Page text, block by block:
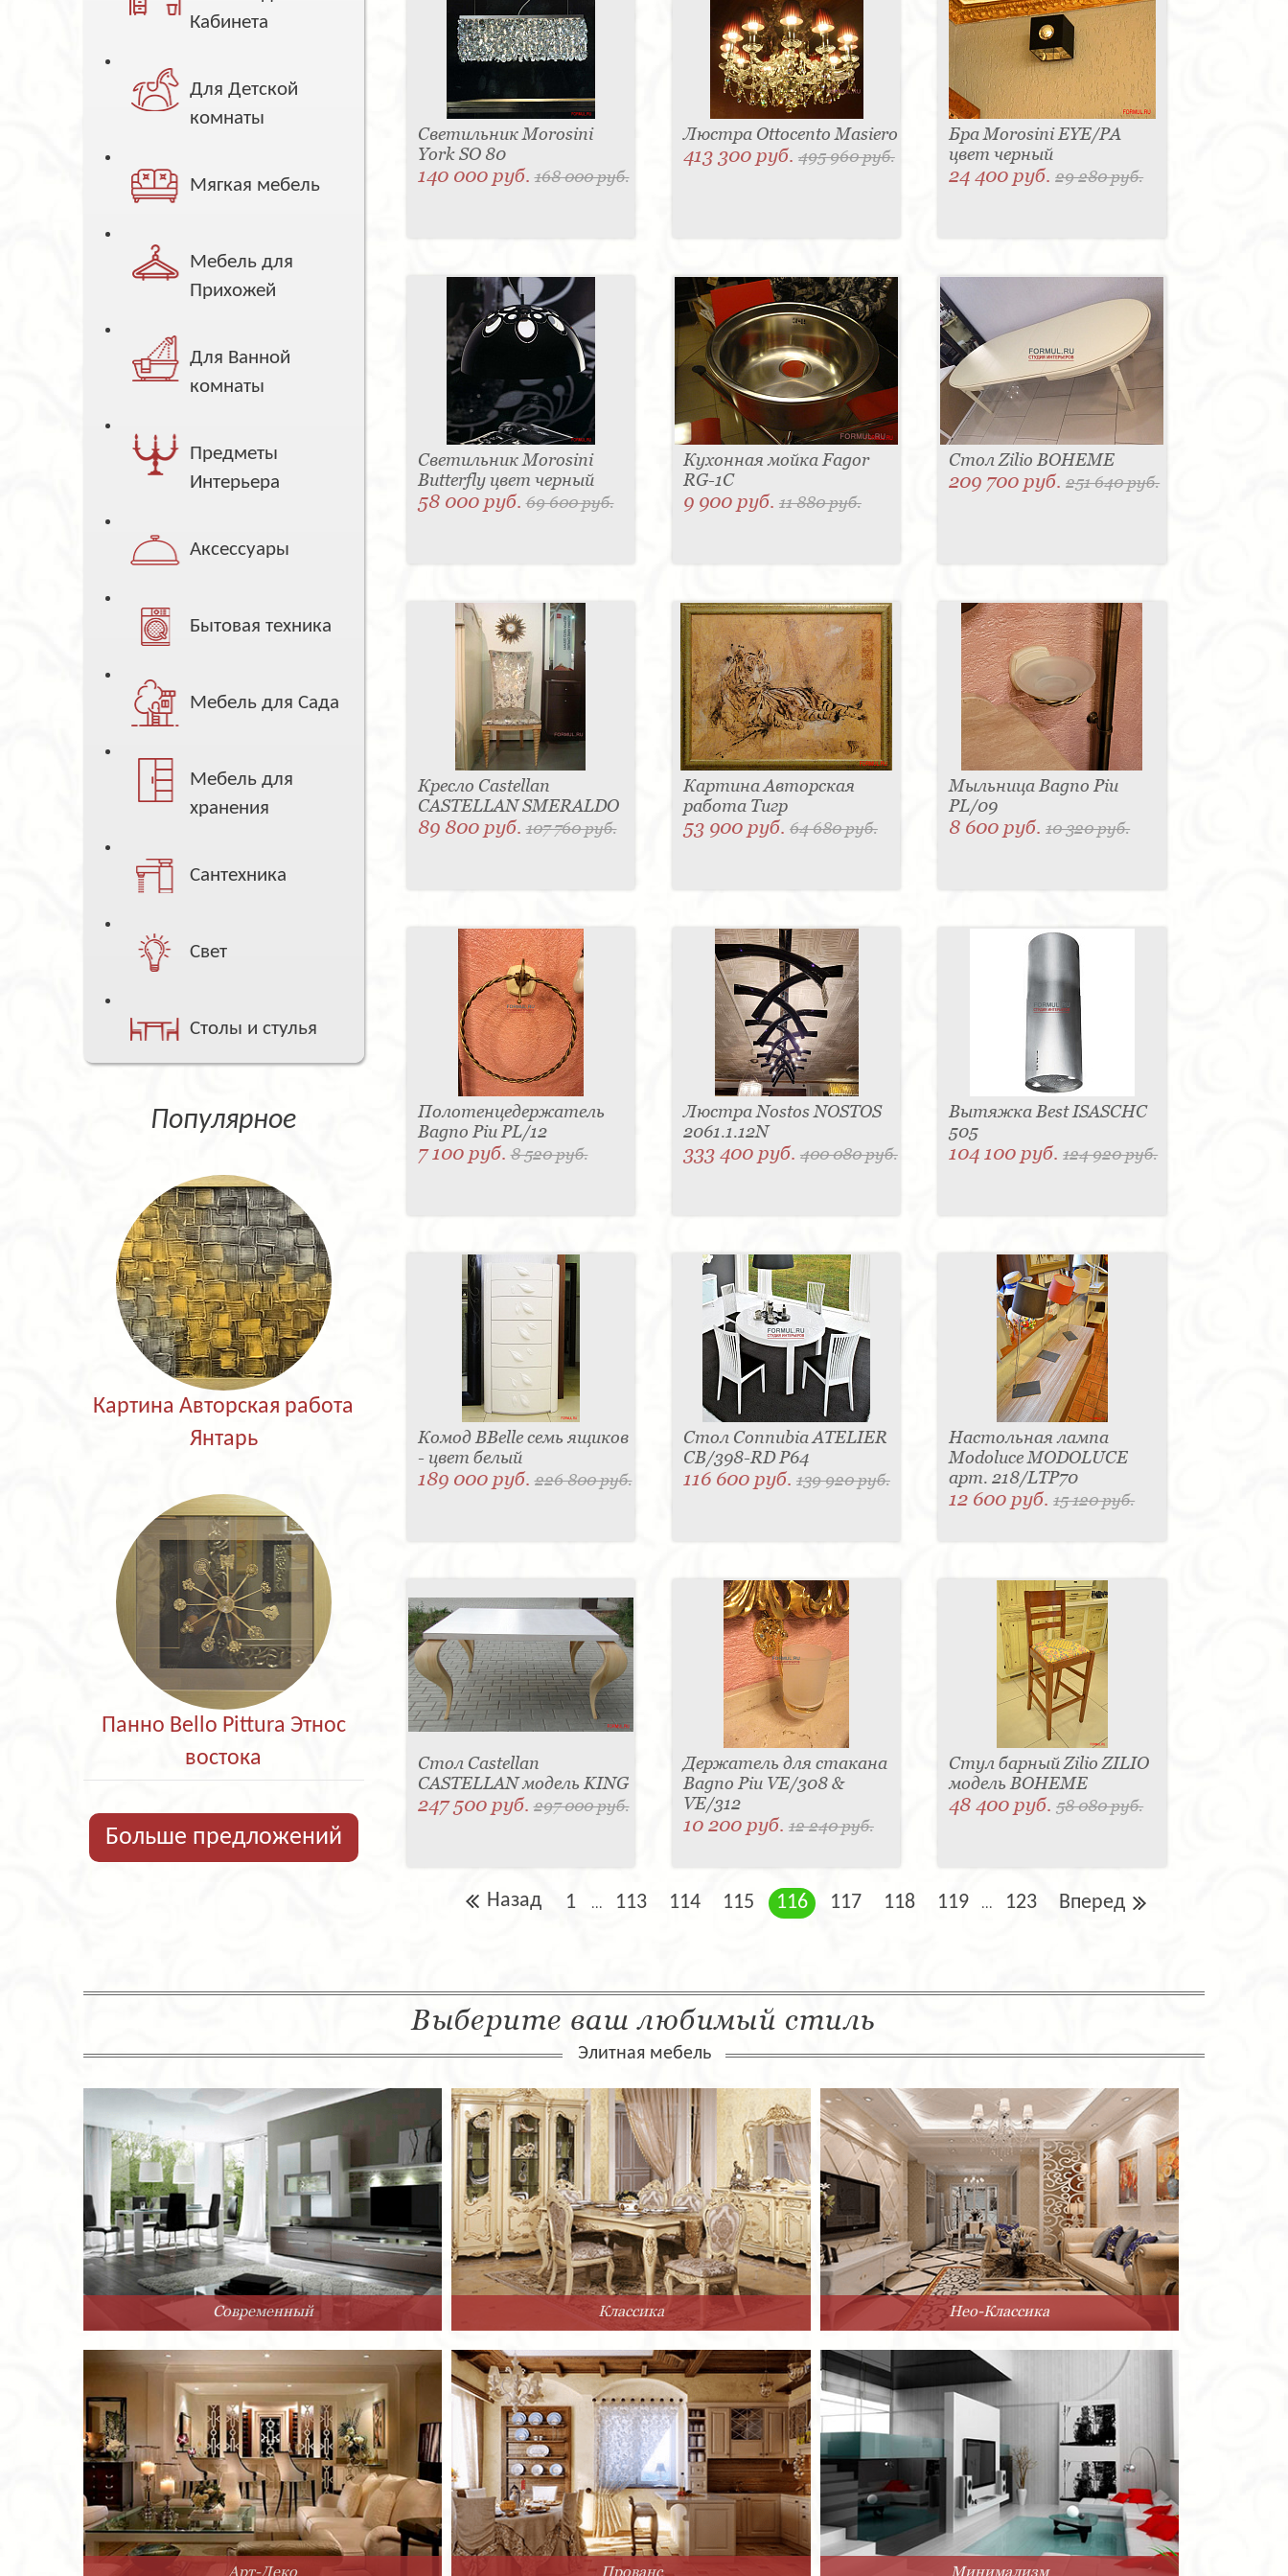
Кабинета
Для Детской
комнаты
Мягкая мебель
Мебель для
Прихожей
Для Ванной
комнаты
Предметы
Интерьера
Аксессуары
Бытовая техника
Мебель для Сада
Мебель для
хранения
Сантехника
Свет
Столы и стулья
Популярное
Картина Авторская работа
Янтарь
Панно Bello Pittura Этнос
востока
Больше предложений
Светильник Morosini
York SO 80
140 000 руб.168 000 руб.
Люстра Ottocento Masiero
413 300 руб. 495 960 руб.
Бра Morosini EYE/PA
цвет черный
24 400 руб.29 280 руб.
Светильник Morosini
Butterfly цвет черный
58 000 руб.69 600 руб.
Кухонная мойка Fagor
RG-1C
9 900 руб. 11 880 руб.
Стол Zilio BOHEME
209 700 руб.251 640 руб.
Кресло Castellan
CASTELLAN SMERALDO
89 800 руб.107 760 руб.
Картина Авторская
работа Тигр
53 900 руб. 64 680 руб.
Мыльница Bagno Piu
PL/09
8 600 руб.10 320 руб.
Полотенцедержатель
Bagno Piu PL/12
7 100 руб.8 520 руб.
Люстра Nostos NOSTOS
2061.1.12N
333 400 руб. 400 080 руб.
Вытяжка Best ISASCHC
505
104 100 руб.124 920 руб.
Комод BBelle семь ящиков
- цвет белый
189 000 руб.226 800 руб.
Стол Connubia ATELIER
CB/398-RD P64
116 600 руб. 139 920 руб.
Настольная лампа
Modoluce MODOLUCE
арт. 218/LTP70
12 600 руб.15 120 руб.
Стол Castellan
CASTELLAN модель KING
247 500 руб.297 000 руб.
Держатель для стакана
Bagno Piu VE/308 &
VE/312
10 200 руб. 12 240 руб.
Стул барный Zilio ZILIO
модель BOHEME
48 400 руб.58 080 руб.
Назад 1 ... 113 114 115 116 117 118 119 ... 123 Вперед
Выберите ваш любимый стиль
Элитная мебель
Современный Классика Нео-Классика
Арт-Деко Прованс Минимализм